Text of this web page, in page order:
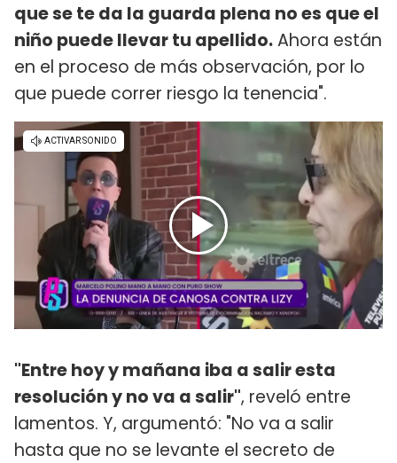
que se te da la guarda plena no es que el
niño puede llevar tu apellido.Ahora están
en el proceso de más observación, por lo
que puede correr riesgo la tenencia".
"Entre hoy y mañana iba a salir esta
resolución y no va a salir", reveló entre
lamentos. Y, argumentó: "No va a salir
hasta que no se levante el secreto de